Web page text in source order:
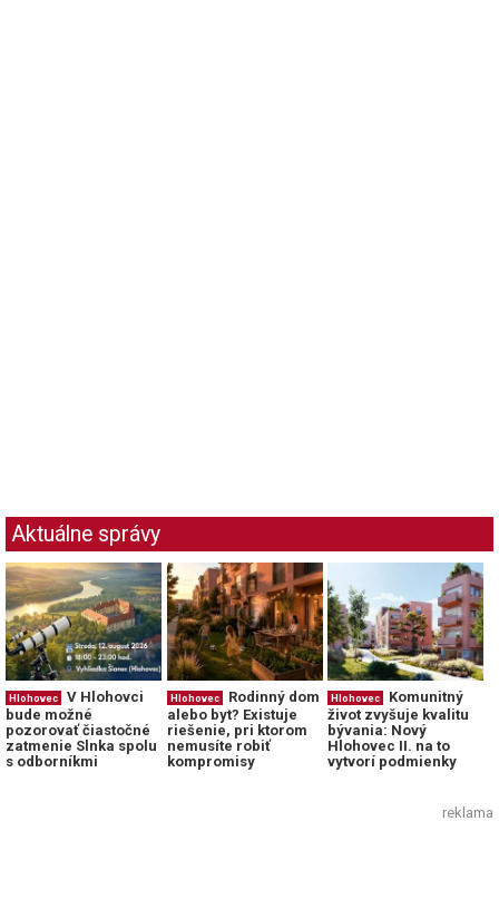
Aktuálne správy
Hlohovec
V Hlohovci
bude možné
pozorovať čiastočné
zatmenie Slnka spolu
s odborníkmi
Hlohovec
Rodinný dom
alebo byt? Existuje
riešenie, pri ktorom
nemusíte robiť
kompromisy
Hlohovec
Komunitný
život zvyšuje kvalitu
bývania: Nový
Hlohovec II. na to
vytvorí podmienky
reklama